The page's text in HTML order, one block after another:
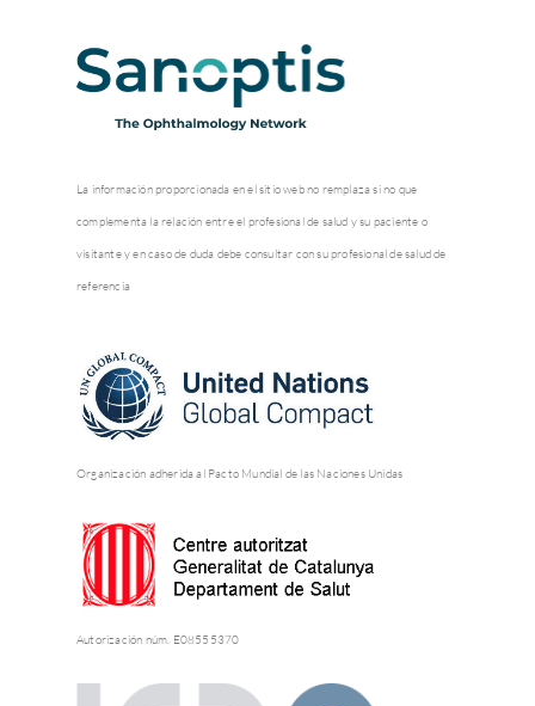
La información proporcionada en el sitio web no remplaza si no que
complementa la relación entre el profesional de salud y su paciente o
visitante y en caso de duda debe consultar con su profesional de salud de
referencia
Organización adherida al Pacto Mundial de las Naciones Unidas
Autorización núm. E08555370